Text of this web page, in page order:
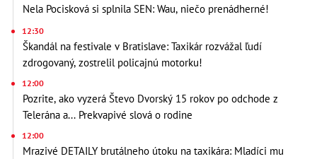
Nela Pocisková si splnila SEN: Wau, niečo prenádherné!
12:30
Škandál na festivale v Bratislave: Taxikár rozvážal ľudí
zdrogovaný, zostrelil policajnú motorku!
12:00
Pozrite, ako vyzerá Števo Dvorský 15 rokov po odchode z
Telerána a... Prekvapivé slová o rodine
12:00
Mrazivé DETAILY brutálneho útoku na taxikára: Mladíci mu